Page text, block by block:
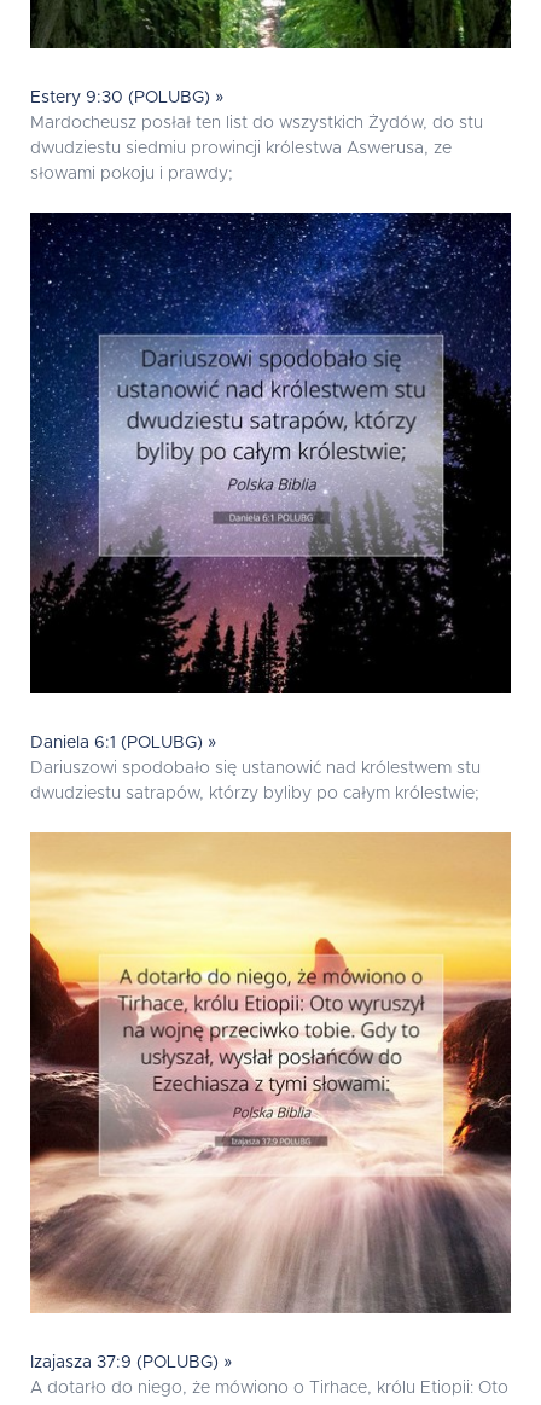
Estery 9:30 (POLUBG) »
Mardocheusz posłał ten list do wszystkich Żydów, do stu
dwudziestu siedmiu prowincji królestwa Aswerusa, ze
słowami pokoju i prawdy;
Daniela 6:1 (POLUBG) »
Dariuszowi spodobało się ustanowić nad królestwem stu
dwudziestu satrapów, którzy byliby po całym królestwie;
Izajasza 37:9 (POLUBG) »
A dotarło do niego, że mówiono o Tirhace, królu Etiopii: Oto